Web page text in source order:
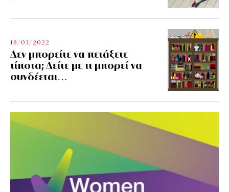
18/03/2022
Δεν μπορείτε να πετάξετε
τίποτα; Δείτε με τι μπορεί να
συνδέεται…